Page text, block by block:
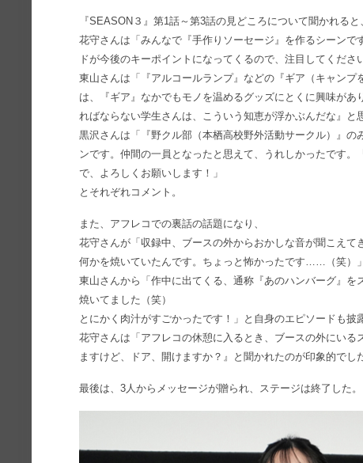
『SEASON３』第1話～第3話の見どころについて聞かれると
花守さんは「みんなで『手作りソーセージ』を作るシーン
ドが今後のキーポイントになってくるので、注目してくださ
東山さんは「『アルコールランプ』などの『ギア（キャン
は、『ギア』なかでもモノを温めるグッズにとくに興味が
ればならない学生さんは、こういう知恵が浮かぶんだな』と
黒沢さんは「『野クル部（本栖高校野外活動サークル）』
ンです。仲間の一員となったと思えて、うれしかったです
で、よろしくお願いします！」
とそれぞれコメント。
また、アフレコでの裏話の話題になり、
花守さんが「収録中、ブースの外からおかしな音が聞こえ
何かを焼いていたんです。ちょっと怖かったです……（笑）
東山さんから「作中に出てくる、通称『あのハンバーグ』を
焼いてました（笑）
とにかく肉汁がすごかったです！」と自身のエピソードも披
花守さんは「アフレコの休憩に入るとき、ブースの外にい
ますけど、ドア、開けますか？』と聞かれたのが印象的でし
最後は、3人からメッセージが贈られ、ステージは終了した。